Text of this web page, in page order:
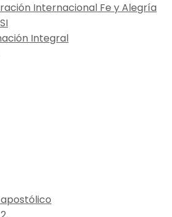
Internacional Fe y Alegría
Integral